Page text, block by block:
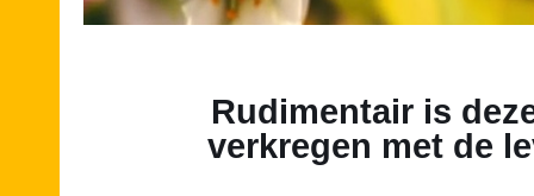
Rudimentair is
verkregen met de